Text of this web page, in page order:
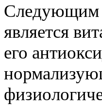
Следующим
является
его